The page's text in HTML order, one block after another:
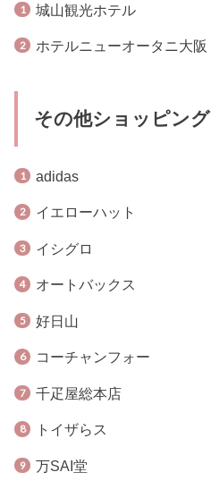
城山観光ホテル
ホテルニューオータニ大阪
その他ショッピング
adidas
イエローハット
イシグロ
オートバックス
好日山
コーチャンフォー
千疋屋総本店
トイザらス
万SAI堂